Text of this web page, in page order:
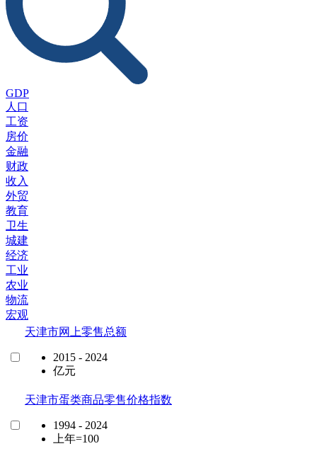
GDP
人口
工资
房价
金融
财政
收入
外贸
教育
卫生
城建
经济
工业
农业
物流
宏观
天津市网上零售总额
2015 - 2024
亿元
天津市蛋类商品零售价格指数
1994 - 2024
上年=100